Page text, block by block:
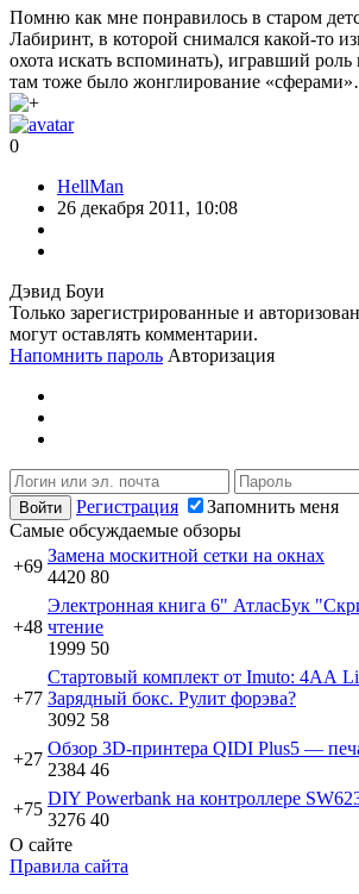
Помню как мне понравилось в старом
Лабиринт, в которой снимался какой-то
охота искать вспоминать), игравший роль
там тоже было жонглирование
0
HellMan
26 декабря 2011, 10:08
Дэвид Боуи
Только зарегистрированные и
могут оставлять комментарии.
Напомнить пароль Авторизация
Регистрация
Запомнить меня
Самые обсуждаемые обзоры
+69
Замена москитной сетки на окнах
4420 80
+48
Электронная книга 6" АтласБук
чтение
1999 50
+77
Стартовый комплект от Imuto: 4АА
Зарядный бокс. Рулит форэва?
3092 58
+27
Обзор 3D-принтера QIDI Plus5 —
2384 46
+75
DIY Powerbank на контроллере
3276 40
О сайте
Правила сайта